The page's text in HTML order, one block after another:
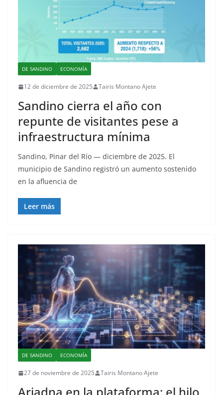
DE SANDINO ECONOMÍA
12 de diciembre de 2025 Tairis Montano Ajete
Sandino cierra el año con
repunte de visitantes pese a
infraestructura mínima
Sandino, Pinar del Río — diciembre de 2025. El
municipio de Sandino registró un aumento sostenido
en la afluencia de
Leer más
DE SANDINO ECONOMÍA
27 de noviembre de 2025 Tairis Montano Ajete